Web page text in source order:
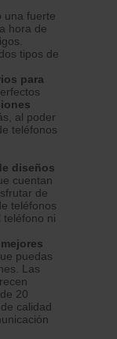
una fuerte
hora de
tipos de
para
al poder
teléfonos
diseños
cuentan
de
teléfonos
teléfono ni
mejores
puedas
Las
20
calidad